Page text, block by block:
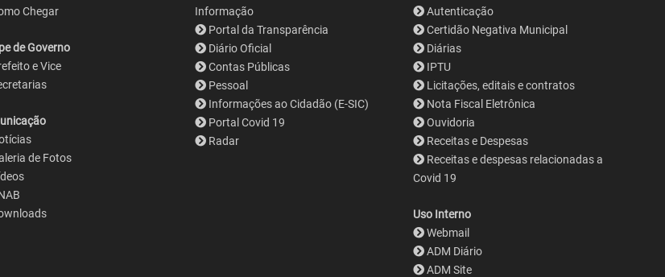
Chegar
de Governo
e Vice
de Fotos
Informação
Portal da Transparência
Diário Oficial
Contas Públicas
Pessoal
Informações ao Cidadão (E-SIC)
Portal Covid 19
Radar
Autenticação
Certidão Negativa Municipal
Diárias
IPTU
Licitações, editais e contratos
Nota Fiscal Eletrônica
Ouvidoria
Receitas e Despesas
Receitas e despesas relacionadas a
Covid 19
Uso Interno
Webmail
ADM Diário
ADM Site